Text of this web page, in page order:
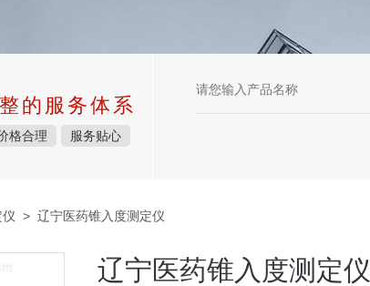
的服务体系
格合理 服务贴心
> 辽宁医药锥入度测定仪
辽宁医药锥入度测定仪